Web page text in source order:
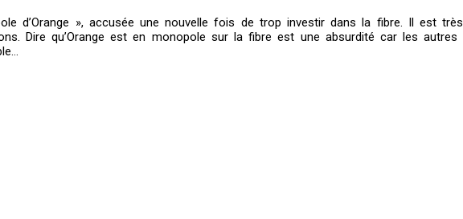
d’Orange », accusée une nouvelle fois de trop investir dans la fibre. Il est très
Dire qu’Orange est en monopole sur la fibre est une absurdité car les autres